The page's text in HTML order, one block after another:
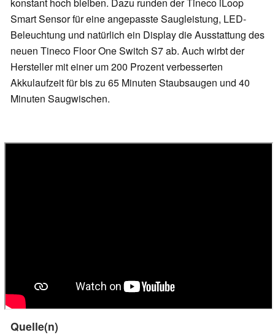
konstant hoch bleiben. Dazu runden der Tineco iLoop
Smart Sensor für eine angepasste Saugleistung, LED-
Beleuchtung und natürlich ein Display die Ausstattung des
neuen Tineco Floor One Switch S7 ab. Auch wirbt der
Hersteller mit einer um 200 Prozent verbesserten
Akkulaufzeit für bis zu 65 Minuten Staubsaugen und 40
Minuten Saugwischen.
Quelle(n)